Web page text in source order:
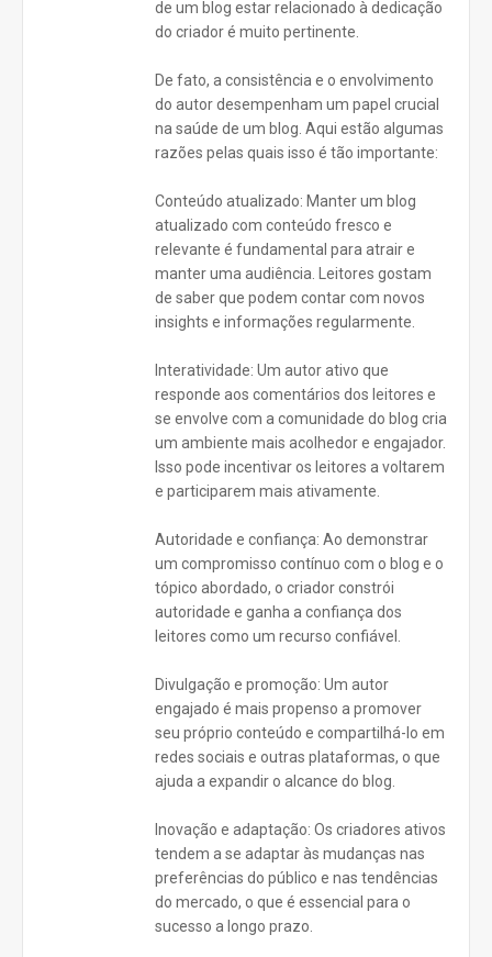
de um blog estar relacionado à dedicação
do criador é muito pertinente.
De fato, a consistência e o envolvimento
do autor desempenham um papel crucial
na saúde de um blog. Aqui estão algumas
razões pelas quais isso é tão importante:
Conteúdo atualizado: Manter um blog
atualizado com conteúdo fresco e
relevante é fundamental para atrair e
manter uma audiência. Leitores gostam
de saber que podem contar com novos
insights e informações regularmente.
Interatividade: Um autor ativo que
responde aos comentários dos leitores e
se envolve com a comunidade do blog cria
um ambiente mais acolhedor e engajador.
Isso pode incentivar os leitores a voltarem
e participarem mais ativamente.
Autoridade e confiança: Ao demonstrar
um compromisso contínuo com o blog e o
tópico abordado, o criador constrói
autoridade e ganha a confiança dos
leitores como um recurso confiável.
Divulgação e promoção: Um autor
engajado é mais propenso a promover
seu próprio conteúdo e compartilhá-lo em
redes sociais e outras plataformas, o que
ajuda a expandir o alcance do blog.
Inovação e adaptação: Os criadores ativos
tendem a se adaptar às mudanças nas
preferências do público e nas tendências
do mercado, o que é essencial para o
sucesso a longo prazo.